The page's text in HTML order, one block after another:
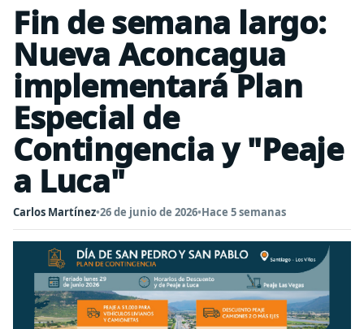
Fin de semana largo:
Nueva Aconcagua
implementará Plan
Especial de
Contingencia y "Peaje
a Luca"
Carlos Martínez•26 de junio de 2026•Hace 5 semanas